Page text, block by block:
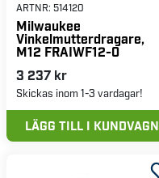
ARTNR: 514120
Milwaukee
Vinkelmutterdragare,
M12 FRAIWF12-0
3 237 kr
Skickas inom 1-3 vardagar!
LÄGG TILL I KUNDVAGN